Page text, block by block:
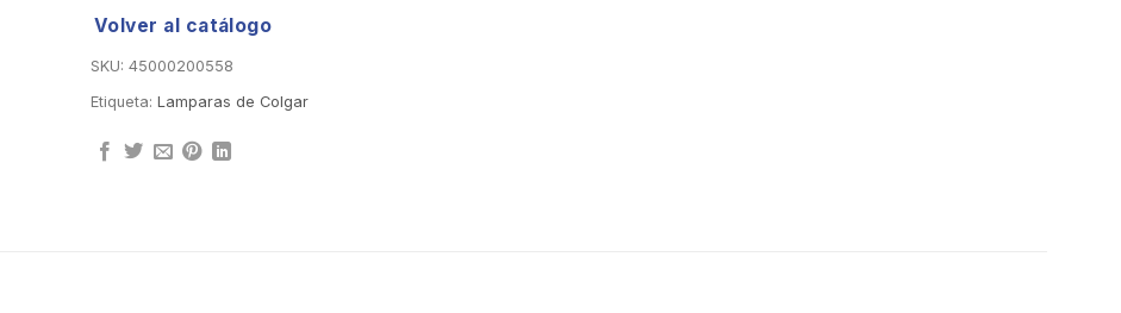
Volver al catálogo
SKU: 45000200558
Etiqueta: Lamparas de Colgar